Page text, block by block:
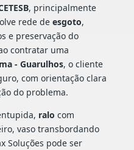
, principalmente
rede de esgoto,
e preservação do
contratar uma
- Guarulhos, o cliente
com orientação clara
do problema.
ralo com
vaso transbordando
Soluções pode ser